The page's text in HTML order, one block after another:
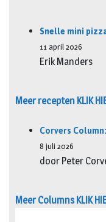
Snelle mini
11 april 2026
Erik Manders
Meer recepten KLIK
Corvers
8 juli 2026
door Peter
Meer Columns KLIK